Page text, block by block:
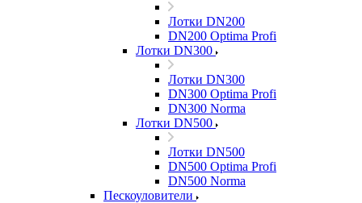
Лотки DN200
DN200 Optima Profi
Лотки DN300
Лотки DN300
DN300 Optima Profi
DN300 Norma
Лотки DN500
Лотки DN500
DN500 Optima Profi
DN500 Norma
Пескоуловители